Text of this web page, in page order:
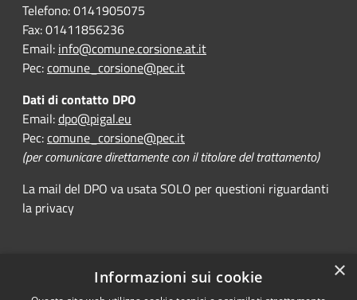
Telefono: 0141905075
Fax: 01411856236
Email: info@comune.corsione.at.it
Pec:comune_corsione@pec.it
Dati di contatto DPO
Email:dpo@pigal.eu
Pec:comune_corsione@pec.it
(per comunicare direttamente con il titolare del trattamento)
La mail del DPO va usata SOLO per questioni riguardanti
la privacy
Comune convenzionato
×
Informazioni sui cookie